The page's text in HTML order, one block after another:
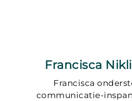
Francisca
Francisca
communicatie-